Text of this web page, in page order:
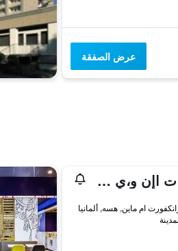
عرض الصفقة
هوليداي إنن ا ت اإن و،ي ك، اون فرانكفورت أوستيدند بي آيتش جي